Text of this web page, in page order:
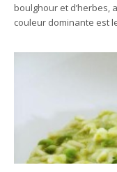
boulghour et d’herbes,
couleur dominante est